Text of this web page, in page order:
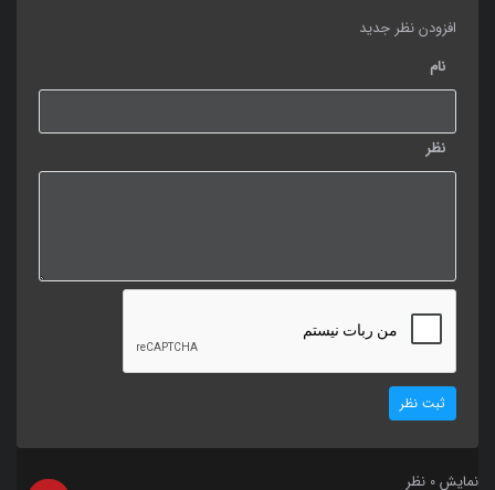
افزودن نظر جدید
نام
نظر
ثبت نظر
نمایش 0 نظر